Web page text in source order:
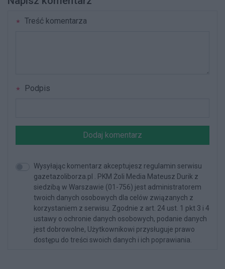
Treść komentarza
Podpis
Dodaj komentarz
Wysyłając komentarz akceptujesz regulamin serwisu
gazetazoliborza.pl . PKM Żoli Media Mateusz Durik z
siedzibą w Warszawie (01-756) jest administratorem
twoich danych osobowych dla celów związanych z
korzystaniem z serwisu. Zgodnie z art. 24 ust. 1 pkt 3 i 4
ustawy o ochronie danych osobowych, podanie danych
jest dobrowolne, Użytkownikowi przysługuje prawo
dostępu do treści swoich danych i ich poprawiania.